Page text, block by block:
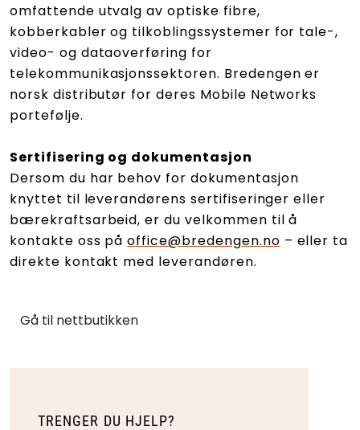
omfattende utvalg av optiske fibre,
kobberkabler og tilkoblingssystemer for tale-,
video- og dataoverføring for
telekommunikasjonssektoren. Bredengen er
norsk distributør for deres Mobile Networks
portefølje.
Sertifisering og dokumentasjon
Dersom du har behov for dokumentasjon
knyttet til leverandørens sertifiseringer eller
bærekraftsarbeid, er du velkommen til å
kontakte oss påoffice@bredengen.no – eller ta
direkte kontakt med leverandøren.
Gå til nettbutikken
TRENGER DU HJELP?